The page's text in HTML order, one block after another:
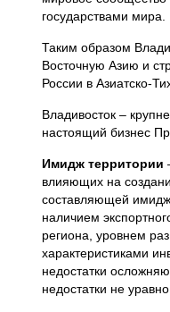
государствами мира.
Таким образом
Восточную Азию и
России в Азиатско-
Владивосток –
настоящий бизнес
Имидж территории
влияющих на
составляющей
наличием
региона, уровнем
характеристиками
недостатки
недостатки не